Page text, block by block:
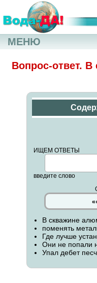
Вопрос-ответ.
ИЩЕМ ОТВЕТЫ
введите слово
В скважине
поменять
Где лучше
Они не попали
Упал дeбет
МЕНЮ